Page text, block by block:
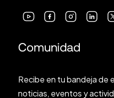
Comunidad
Recibe en tu bandeja de
noticias, eventos y